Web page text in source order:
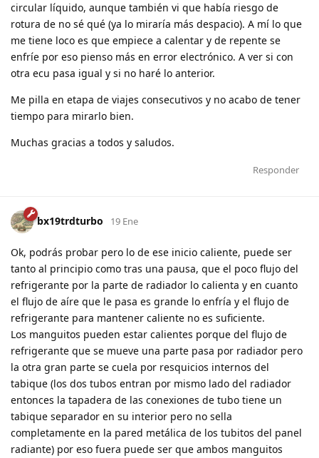
circular líquido, aunque también vi que había riesgo de
rotura de no sé qué (ya lo miraría más despacio). A mí lo que
me tiene loco es que empiece a calentar y de repente se
enfríe por eso pienso más en error electrónico. A ver si con
otra ecu pasa igual y si no haré lo anterior.
Me pilla en etapa de viajes consecutivos y no acabo de tener
tiempo para mirarlo bien.
Muchas gracias a todos y saludos.
Responder
bx19trdturbo 19 Ene
Ok, podrás probar pero lo de ese inicio caliente, puede ser
tanto al principio como tras una pausa, que el poco flujo del
refrigerante por la parte de radiador lo calienta y en cuanto
el flujo de aíre que le pasa es grande lo enfría y el flujo de
refrigerante para mantener caliente no es suficiente.
Los manguitos pueden estar calientes porque del flujo de
refrigerante que se mueve una parte pasa por radiador pero
la otra gran parte se cuela por resquicios internos del
tabique (los dos tubos entran por mismo lado del radiador
entonces la tapadera de las conexiones de tubo tiene un
tabique separador en su interior pero no sella
completamente en la pared metálica de los tubitos del panel
radiante) por eso fuera puede ser que ambos manguitos